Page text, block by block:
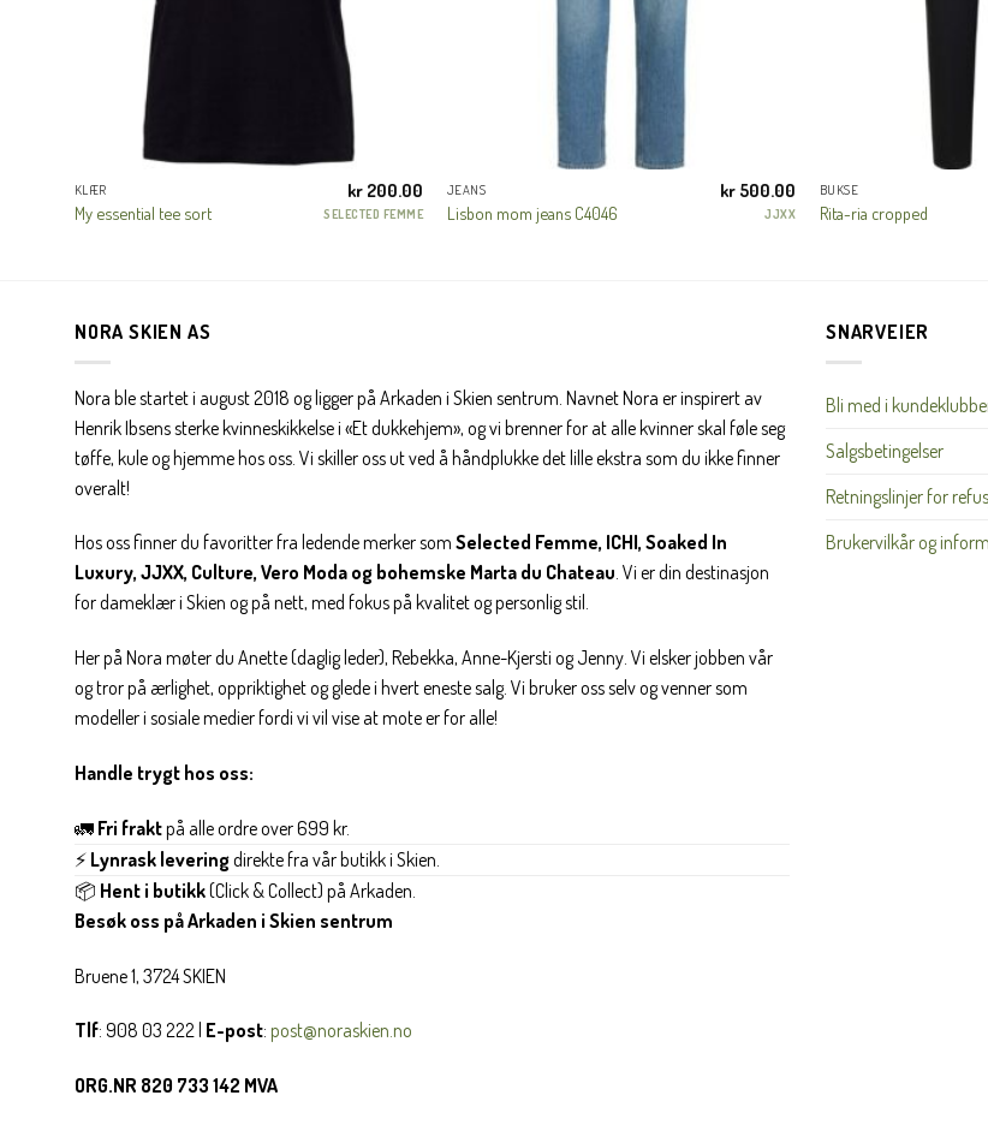
KLÆR
My essential tee sort
kr 200.00
SELECTED FEMME
JEANS
Lisbon mom jeans C4046
kr 500.00
JJXX
BUKSE
Rita-ria cropped
NORA SKIEN AS
Nora ble startet i august 2018 og ligger på Arkaden i Skien sentrum. Navnet Nora er inspirert av
Henrik Ibsens sterke kvinneskikkelse i «Et dukkehjem», og vi brenner for at alle kvinner skal føle seg
tøffe, kule og hjemme hos oss. Vi skiller oss ut ved å håndplukke det lille ekstra som du ikke finner
overalt!
Hos oss finner du favoritter fra ledende merker som Selected Femme, ICHI, Soaked In
Luxury, JJXX, Culture, Vero Moda og bohemske Marta du Chateau. Vi er din destinasjon
for dameklær i Skien og på nett, med fokus på kvalitet og personlig stil.
Her på Nora møter du Anette (daglig leder), Rebekka, Anne-Kjersti og Jenny. Vi elsker jobben vår
og tror på ærlighet, oppriktighet og glede i hvert eneste salg. Vi bruker oss selv og venner som
modeller i sosiale medier fordi vi vil vise at mote er for alle!
Handle trygt hos oss:
🚛 Fri fraktpå alle ordre over 699 kr.
⚡ Lynrask leveringdirekte fra vår butikk i Skien.
📦 Hent i butikk(Click & Collect) på Arkaden.
Besøk oss på Arkaden i Skien sentrum
Bruene 1, 3724 SKIEN
Tlf: 908 03 222 | E-post: post@noraskien.no
ORG.NR 820 733 142 MVA
SNARVEIER
Bli med i
Salgsbetingelser
Retningslinjer for
Brukervilkår og
første handel og eksklusive fordeler rett i lomma.